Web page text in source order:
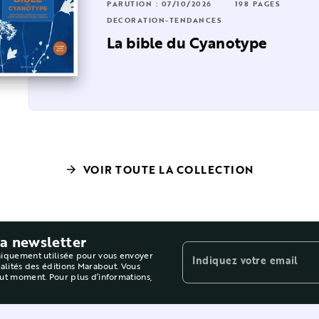
papier
TENDANCES
Cyanotypes
PARUTION : 07/10/2026
198 PAGES
DÉCORATION-TENDANCES
La bible du Cyanotype
arrow_forward VOIR TOUTE LA COLLECTION
newsletter
utilisée pour vous envoyer
des éditions Marabout. Vous
moment. Pour plus d’informations,
Indiquez votre email